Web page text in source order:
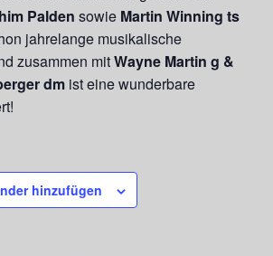
Palden sowie Martin Winning ts
jahrelange musikalische
zusammen mitWayne Martin g &
dm ist eine wunderbare
hinzufügen